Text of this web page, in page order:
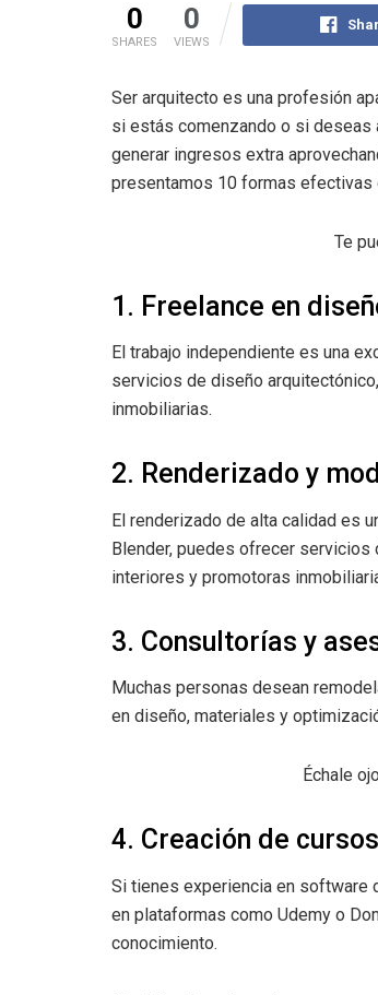
0
SHARES
0
VIEWS
Ser arquitecto es una profesión
si estás comenzando o si deseas
generar ingresos extra
presentamos 10 formas efectivas
Te
1. Freelance en
El trabajo independiente es una
servicios de diseño
inmobiliarias.
2. Renderizado y
El renderizado de alta calidad es
Blender, puedes ofrecer
interiores y promotoras
3. Consultorías y
Muchas personas desean
en diseño, materiales y
Échale
4. Creación de
Si tienes experiencia en software
en plataformas como Udemy o
conocimiento.